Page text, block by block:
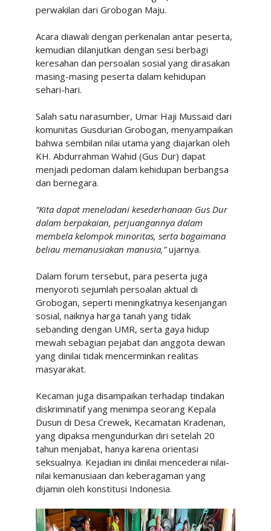
perwakilan dari Grobogan Maju.
Acara diawali dengan perkenalan antar peserta,
kemudian dilanjutkan dengan sesi berbagi
keresahan dan persoalan sosial yang dirasakan
masing-masing peserta dalam kehidupan
sehari-hari.
Salah satu narasumber, Umar Haji Mussaid dari
komunitas Gusdurian Grobogan, menyampaikan
bahwa sembilan nilai utama yang diajarkan oleh
KH. Abdurrahman Wahid (Gus Dur) dapat
menjadi pedoman dalam kehidupan berbangsa
dan bernegara.
“Kita dapat meneladani kesederhanaan Gus Dur
dalam berpakaian, perjuangannya dalam
membela kelompok minoritas, serta bagaimana
beliau memanusiakan manusia,”ujarnya.
Dalam forum tersebut, para peserta juga
menyoroti sejumlah persoalan aktual di
Grobogan, seperti meningkatnya kesenjangan
sosial, naiknya harga tanah yang tidak
sebanding dengan UMR, serta gaya hidup
mewah sebagian pejabat dan anggota dewan
yang dinilai tidak mencerminkan realitas
masyarakat.
Kecaman juga disampaikan terhadap tindakan
diskriminatif yang menimpa seorang Kepala
Dusun di Desa Crewek, Kecamatan Kradenan,
yang dipaksa mengundurkan diri setelah 20
tahun menjabat, hanya karena orientasi
seksualnya. Kejadian ini dinilai mencederai nilai-
nilai kemanusiaan dan keberagaman yang
dijamin oleh konstitusi Indonesia.